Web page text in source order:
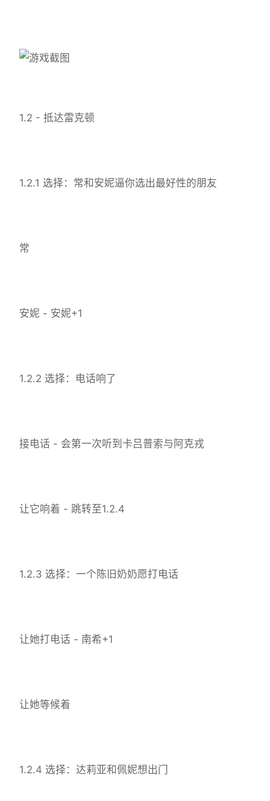
1.2 - 抵达雷克顿
1.2.1 选择：常和安妮逼你选出最好性的朋友
常
安妮 - 安妮+1
1.2.2 选择：电话响了
接电话 - 会第一次听到卡吕普索与阿克戎
让它响着 - 跳转至1.2.4
1.2.3 选择：一个陈旧奶奶愿打电话
让她打电话 - 南希+1
让她等候着
1.2.4 选择：达莉亚和佩妮想出门